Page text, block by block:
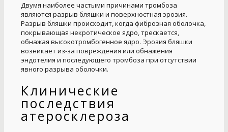
Двумя наиболее частыми причинами тромбоза
являются разрыв бляшки и поверхностная эрозия.
Разрыв бляшки происходит, когда фиброзная оболочка,
покрывающая некротическое ядро, трескается,
обнажая высокотромбогенное ядро. Эрозия бляшки
возникает из-за повреждения или обнажения
эндотелия и последующего тромбоза при отсутствии
явного разрыва оболочки.
Клинические
последствия
атеросклероза